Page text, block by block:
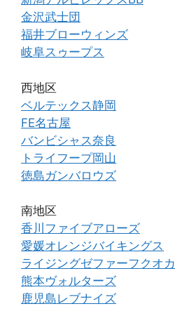
金沢武士団
福井ブローウィンズ
岐阜スゥープス
西地区
ベルテックス静岡
FE名古屋
バンビシャス奈良
トライフープ岡山
徳島ガンバロウズ
南地区
香川ファイブアローズ
愛媛オレンジバイキングス
ライジングゼファーフクオカ
熊本ヴォルターズ
鹿児島レブナイズ